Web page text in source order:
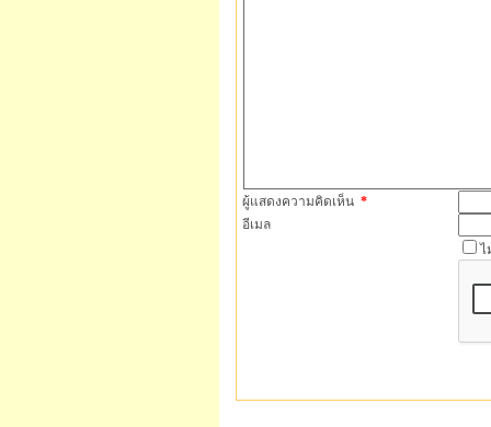
ผู้แสดงความคิดเห็น *
อีเมล
ไ